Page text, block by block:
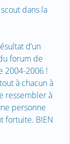
dans la
d’un
forum de
2004-2006 !
à chacun à
ressembler à
personne
fortuite. BIEN